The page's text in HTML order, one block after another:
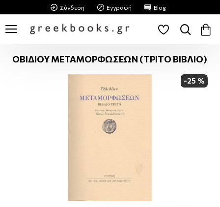
Σύνδεση Εγγραφή Blog
ΟΒΙΔΙΟΥ ΜΕΤΑΜΟΡΦΩΣΕΩΝ (ΤΡΙΤΟ ΒΙΒΛΙΟ)
-25 %